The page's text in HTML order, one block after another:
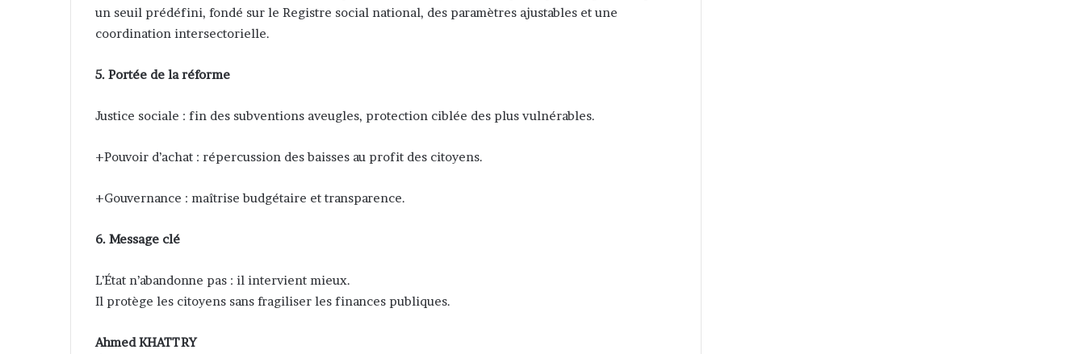
un seuil prédéfini, fondé sur le Registre social national, des paramètres ajustables et une
coordination intersectorielle.
5. Portée de la réforme
Justice sociale : fin des subventions aveugles, protection ciblée des plus vulnérables.
+Pouvoir d’achat : répercussion des baisses au profit des citoyens.
+Gouvernance : maîtrise budgétaire et transparence.
6. Message clé
L’État n’abandonne pas : il intervient mieux.
Il protège les citoyens sans fragiliser les finances publiques.
Ahmed KHATTRY